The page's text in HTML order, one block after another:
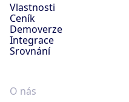
Vlastnosti
Ceník
Demoverze
Integrace
Srovnání
O nás